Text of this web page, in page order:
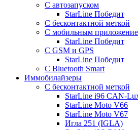
С автозапуском
StarLine Победит
С бесконтактной меткой
С мобильным
StarLine Победит
С GSM и GPS
StarLine Победит
С Bluetooth Smart
Иммобилайзеры
С бесконтактной меткой
StarLine i96 CAN-
StarLine Moto V66
StarLine Moto V67
Игла 251 (IGLA)